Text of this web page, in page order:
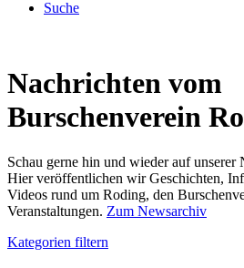
Suche
Nachrichten vom
Burschenverein
Schau gerne hin und wieder auf unserer
Hier veröffentlichen wir Geschichten,
Videos rund um Roding, den
Veranstaltungen. Zum Newsarchiv
Kategorien filtern